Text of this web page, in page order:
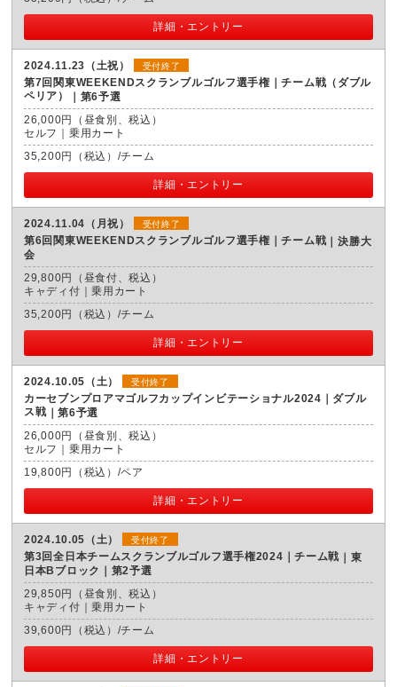
詳細・エントリー
2024.11.23（土祝） 受付終了
第7回関東WEEKENDスクランブルゴルフ選手権｜チーム戦（ダブル
ペリア）
第6予選
26,000円（昼食別、税込）
セルフ｜乗用カート
35,200円（税込）/チーム
詳細・エントリー
2024.11.04（月祝） 受付終了
第6回関東WEEKENDスクランブルゴルフ選手権｜チーム戦
決勝大
会
29,800円（昼食付、税込）
キャディ付｜乗用カート
35,200円（税込）/チーム
詳細・エントリー
2024.10.05（土） 受付終了
カーセブンプロアマゴルフカップインビテーショナル2024｜ダブル
ス戦
第6予選
26,000円（昼食別、税込）
セルフ｜乗用カート
19,800円（税込）/ペア
詳細・エントリー
2024.10.05（土） 受付終了
第3回全日本チームスクランブルゴルフ選手権2024｜チーム戦
東
日本Bブロック｜第2予選
29,850円（昼食別、税込）
キャディ付｜乗用カート
39,600円（税込）/チーム
詳細・エントリー